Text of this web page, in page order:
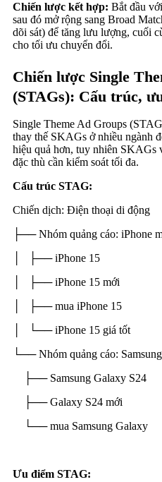
Chiến lược kết hợp: Bắt đầu
sau đó mở rộng sang Broad
dõi sát) để tăng lưu lượng, cuối
cho tối ưu chuyển đổi.
Chiến lược Single
(STAGs): Cấu trúc,
Single Theme Ad Groups
thay thế SKAGs ở nhiều ngành
hiệu quả hơn, tuy nhiên SKAGs
đặc thù cần kiểm soát tối đa.
Cấu trúc STAG:
Chiến dịch: Điện thoại di động
├── Nhóm quảng cáo: iPhone
│ ├── iPhone 15
│ ├── iPhone 15 mới
│ ├── mua iPhone 15
│ └── iPhone 15 giá tốt
└── Nhóm quảng cáo:
├── Samsung Galaxy S24
├── Galaxy S24 mới
└── mua Samsung Galaxy
Ưu điểm STAG: